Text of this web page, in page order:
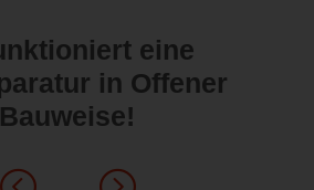
eine
in Offener
Bauweise!